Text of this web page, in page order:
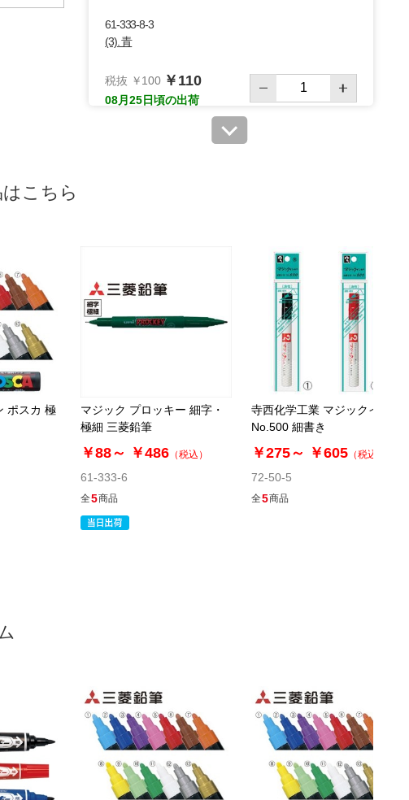
61-333-8-3
(3). 青
税抜 ￥100 ￥110
08月25日頃の出荷
こちら
ポスカ 極
マジック プロッキー 細字・
極細 三菱鉛筆
￥88～ ￥486 （税込）
61-333-6
全5商品
寺西化学工業 マジックインキ
No.500 細書き
￥275～ ￥605 （税込）
72-50-5
全5商品